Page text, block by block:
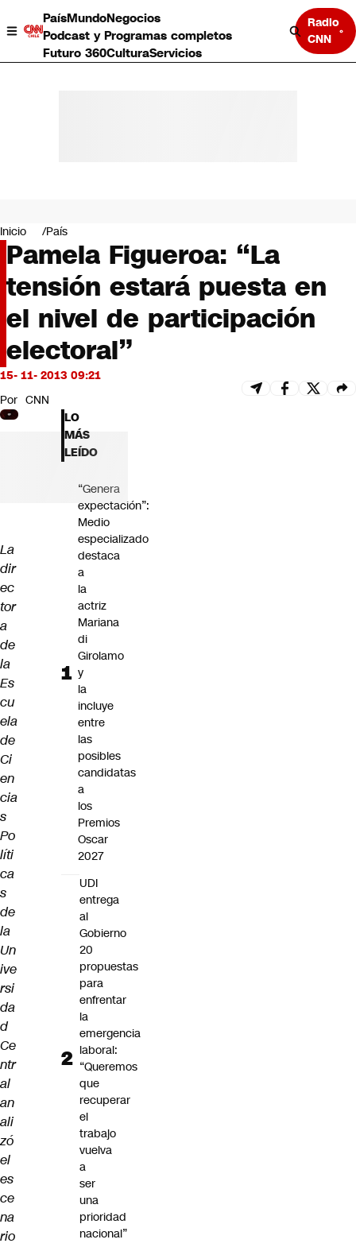
PaísMundoNegocios
Podcast y Programas completos
Futuro 360CulturaServicios
Radio
CNN
Negocios
Deportes
Programas completos
Cultura
Servicios
Bits
CNN tiempo
Futuro 360
Inicio País
Pamela Figueroa: “La
tensión estará puesta en
el nivel de participación
electoral”
15- 11- 2013 09:21
Por CNN
La
dir
ec
tor
a
de
la
Es
cu
ela
de
Ci
en
cia
s
Po
líti
ca
s
de
la
Un
ive
rsi
da
d
Ce
ntr
al
an
ali
zó
el
es
ce
na
rio
LO
MÁS
LEÍDO
“Genera
expectación”:
Medio
especializado
destaca
a
la
actriz
Mariana
di
Girolamo
y
la
incluye
entre
las
posibles
candidatas
a
los
Premios
Oscar
2027
UDI
entrega
al
Gobierno
20
propuestas
para
enfrentar
la
emergencia
laboral:
“Queremos
que
recuperar
el
trabajo
vuelva
a
ser
una
prioridad
nacional”